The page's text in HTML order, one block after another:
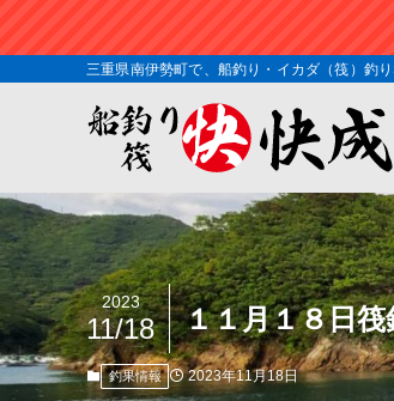
三重県南伊勢町で、船釣り・イカダ（筏）釣
１１月１８日筏
2023
11/18
釣果情報 2023年11月18日